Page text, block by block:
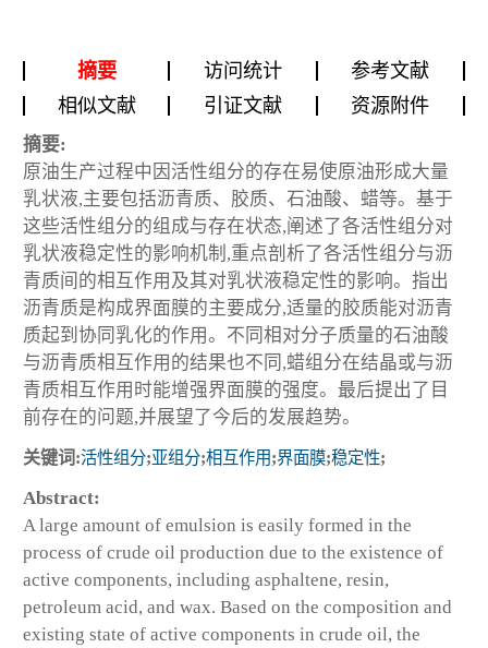
摘要 访问统计
参考文献
相似文献
引证文献 资源附件
摘要:
原油生产过程中因活性组分的存在易使原油形成大量
乳状液,主要包括沥青质、胶质、石油酸、蜡等。基于
这些活性组分的组成与存在状态,阐述了各活性组分对
乳状液稳定性的影响机制,重点剖析了各活性组分与沥
青质间的相互作用及其对乳状液稳定性的影响。指出
沥青质是构成界面膜的主要成分,适量的胶质能对沥青
质起到协同乳化的作用。不同相对分子质量的石油酸
与沥青质相互作用的结果也不同,蜡组分在结晶或与沥
青质相互作用时能增强界面膜的强度。最后提出了目
前存在的问题,并展望了今后的发展趋势。
关键词:活性组分;亚组分;相互作用;界面膜;稳定性;
Abstract:
A large amount of emulsion is easily formed in the
process of crude oil production due to the existence of
active components, including asphaltene, resin,
petroleum acid, and wax. Based on the composition and
existing state of active components in crude oil, the